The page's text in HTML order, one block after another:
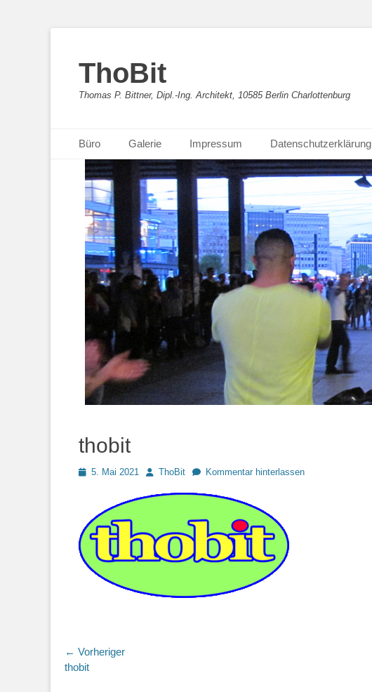
ThoBit
Thomas P. Bittner, Dipl.-Ing. Architekt, 10585 Berlin Charlottenburg
Primäres Menü
Inhalt
springen
Büro Galerie Impressum Datenschutzerklärung
thobit
Posted5. Mai 2021 AutorThoBit Kommentar hinterlassen
Beitragsnavigation
← Vorheriger
Vorheriger
thobit